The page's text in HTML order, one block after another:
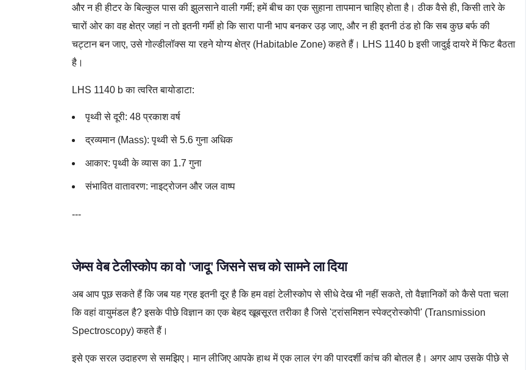
और न ही हीटर के बिल्कुल पास की झुलसाने वाली गर्मी; हमें बीच का एक सुहाना तापमान चाहिए होता है। ठीक वैसे ही, किसी तारे के
चारों ओर का वह क्षेत्र जहां न तो इतनी गर्मी हो कि सारा पानी भाप बनकर उड़ जाए, और न ही इतनी ठंड हो कि सब कुछ बर्फ की
चट्टान बन जाए, उसे गोल्डीलॉक्स या रहने योग्य क्षेत्र (Habitable Zone) कहते हैं। LHS 1140 b इसी जादुई दायरे में फिट बैठता
है।
LHS 1140 b का त्वरित बायोडाटा:
पृथ्वी से दूरी: 48 प्रकाश वर्ष
द्रव्यमान (Mass): पृथ्वी से 5.6 गुना अधिक
आकार: पृथ्वी के व्यास का 1.7 गुना
संभावित वातावरण: नाइट्रोजन और जल वाष्प
---
जेम्स वेब टेलीस्कोप का वो 'जादू' जिसने सच को सामने ला दिया
अब आप पूछ सकते हैं कि जब यह ग्रह इतनी दूर है कि हम वहां टेलीस्कोप से सीधे देख भी नहीं सकते, तो वैज्ञानिकों को कैसे पता चला
कि वहां वायुमंडल है? इसके पीछे विज्ञान का एक बेहद खूबसूरत तरीका है जिसे 'ट्रांसमिशन स्पेक्ट्रोस्कोपी' (Transmission
Spectroscopy) कहते हैं।
इसे एक सरल उदाहरण से समझिए। मान लीजिए आपके हाथ में एक लाल रंग की पारदर्शी कांच की बोतल है। अगर आप उसके पीछे से